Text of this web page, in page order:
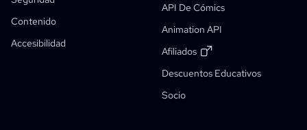
Contenido
Accesibilidad
API De Cómics
Animation API
Afiliados
Descuentos Educativos
Socio
Herramienta De Recorte De Hojas De Personajes
Herramienta De Segmentación De Viñetas De Cómic